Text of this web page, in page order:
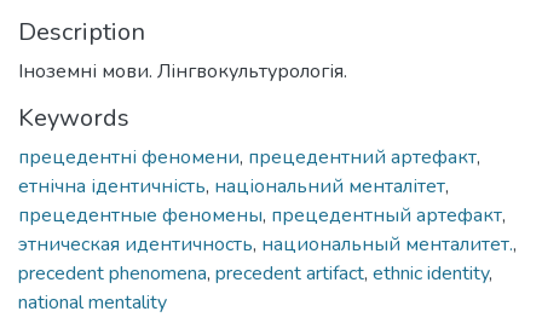
Description
Іноземні мови. Лінгвокультурологія.
Keywords
прецедентні феномени, прецедентний артефакт,
етнічна ідентичність, національний менталітет,
прецедентные феномены, прецедентный артефакт,
этническая идентичность, национальный менталитет.,
precedent phenomena, precedent artifact, ethnic identity,
national mentality